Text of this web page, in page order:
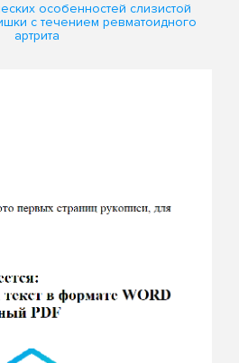
особенностей слизистой
с течением ревматоидного
артрита